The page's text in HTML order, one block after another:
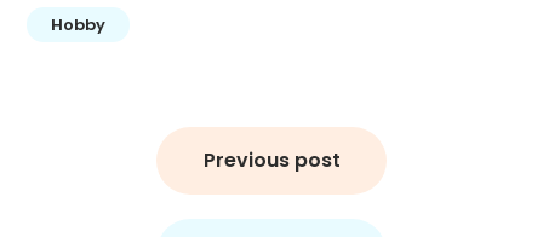
Hobby
Previous post